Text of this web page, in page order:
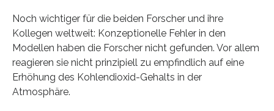
Noch wichtiger für die beiden Forscher und ihre
Kollegen weltweit: Konzeptionelle Fehler in den
Modellen haben die Forscher nicht gefunden. Vor allem
reagieren sie nicht prinzipiell zu empfindlich auf eine
Erhöhung des Kohlendioxid-Gehalts in der
Atmosphäre.